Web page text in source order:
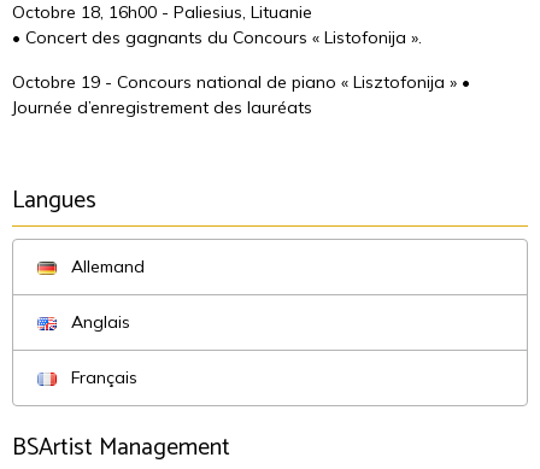
Octobre 18, 16h00 - Paliesius, Lituanie
• Concert des gagnants du Concours « Listofonija ».
Octobre 19 - Concours national de piano « Lisztofonija » •
Journée d’enregistrement des lauréats
Langues
Allemand
Anglais
Français
BSArtist Management